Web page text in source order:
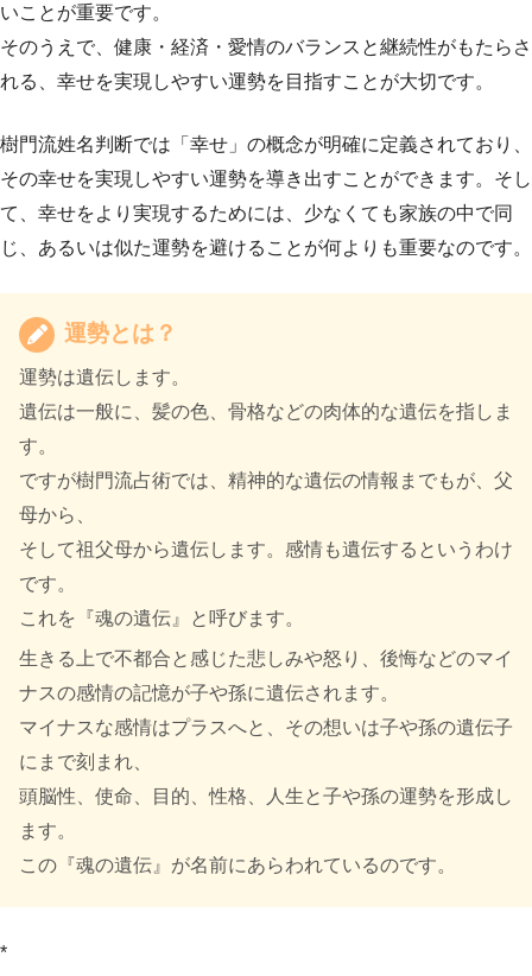
いことが重要です。
そのうえで、健康・経済・愛情のバランスと継続性がもたらさ
れる、幸せを実現しやすい運勢を目指すことが大切です。
樹門流姓名判断では「幸せ」の概念が明確に定義されており、
その幸せを実現しやすい運勢を導き出すことができます。そし
て、幸せをより実現するためには、少なくても家族の中で同
じ、あるいは似た運勢を避けることが何よりも重要なのです。
運勢とは？
運勢は遺伝します。
遺伝は一般に、髪の色、骨格などの肉体的な遺伝を指しま
す。
ですが樹門流占術では、精神的な遺伝の情報までもが、父
母から、
そして祖父母から遺伝します。感情も遺伝するというわけ
です。
これを『魂の遺伝』と呼びます。
生きる上で不都合と感じた悲しみや怒り、後悔などのマイ
ナスの感情の記憶が子や孫に遺伝されます。
マイナスな感情はプラスへと、その想いは子や孫の遺伝子
にまで刻まれ、
頭脳性、使命、目的、性格、人生と子や孫の運勢を形成し
ます。
この『魂の遺伝』が名前にあらわれているのです。
*